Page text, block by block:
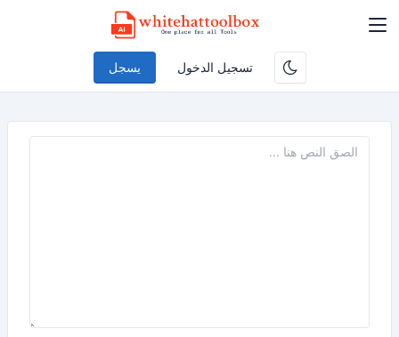
تسجيل الدخول يسجل